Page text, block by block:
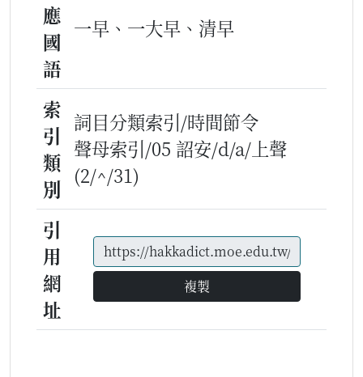
應
國
語
一早、一大早、清早
索
引
類
別
詞目分類索引/時間節令
聲母索引/05 詔安/d/a/上聲
(2/^/31)
引
用
網
址
複製